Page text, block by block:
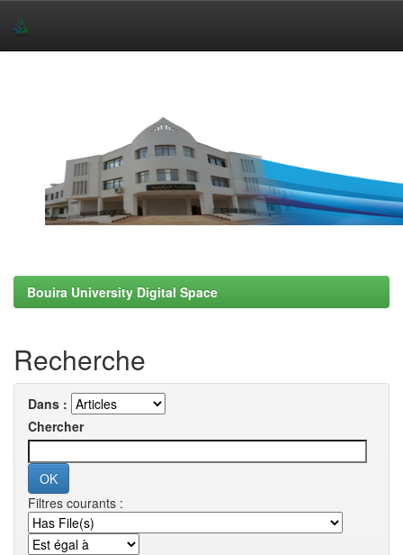
Bouira University Digital Space
Recherche
Dans :
Chercher
Filtres courants :